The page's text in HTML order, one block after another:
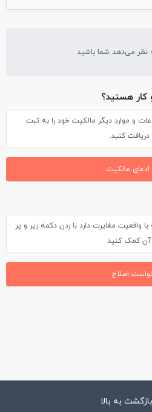
نظر می‌دهد شما باشید
هستید؟
و موارد دیگر مالکیت خود را به ثبت
دریافت کنید.
مالکیت
واقعیت مغایرت دارد با زدن دکمه زیر و پر
آن کمک کنید
اصلاح
بازگشت به بالا